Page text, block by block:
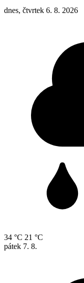
dnes, čtvrtek 6. 8. 2026
34 °C 21 °C
pátek 7. 8.